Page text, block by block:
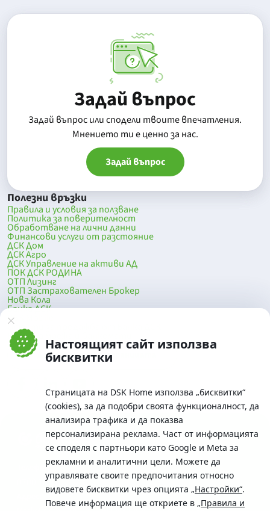
Настоящият сайт използва
бисквитки
Страницата на DSK Home използва „бисквитки“
(cookies), за да подобри своята функционалност, да
анализира трафика и да показва
персонализирана реклама. Част от информацията
се споделя с партньори като Google и Meta за
рекламни и аналитични цели. Можете да
управлявате своите предпочитания относно
видовете бисквитки чрез опцията „Настройки“.
Повече информация ще откриете в „Правила и
Задай въпрос
Задай въпрос или сподели твоите впечатления.
Mнението ти е ценно за нас.
Задай въпрос
Полезни връзки
Правила и условия за ползване
Политика за поверителност
Обработване на лични данни
Финансови услуги от разстояние
ДСК Дом
ДСК Агро
ДСК Управление на активи АД
ПОК ДСК РОДИНА
ОТП Лизинг
ОТП Застрахователен Брокер
Нова Кола
Банка ДСК
DSK Mobile
Оферти за продажба от Банка ДСК
Клонова мрежа и банкомати
До началото на страницата
Телефон:
0700 10 375 / *2375